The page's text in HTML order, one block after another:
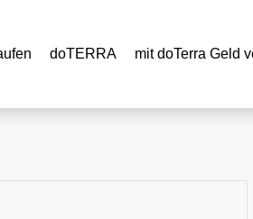
doTERRA mit doTerra Geld